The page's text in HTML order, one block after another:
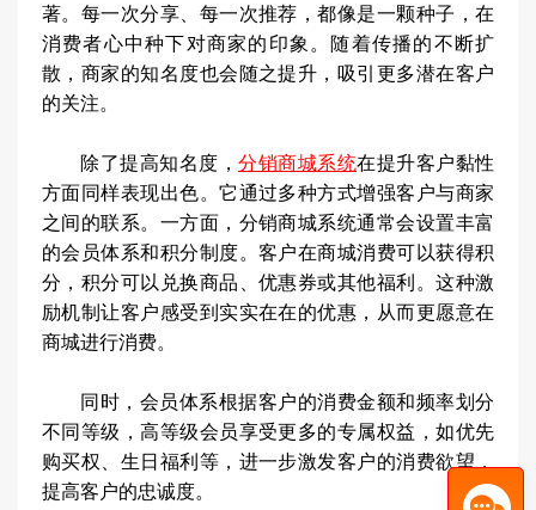
著。每一次分享、每一次推荐，都像是一颗种子，在
消费者心中种下对商家的印象。随着传播的不断扩
散，商家的知名度也会随之提升，吸引更多潜在客户
的关注。
除了提高知名度， 分销商城系统在提升客户黏性
方面同样表现出色。它通过多种方式增强客户与商家
之间的联系。一方面，分销商城系统通常会设置丰富
的会员体系和积分制度。客户在商城消费可以获得积
分，积分可以兑换商品、优惠券或其他福利。这种激
励机制让客户感受到实实在在的优惠，从而更愿意在
商城进行消费。
同时，会员体系根据客户的消费金额和频率划分
不同等级，高等级会员享受更多的专属权益，如优先
购买权、生日福利等，进一步激发客户的消费欲望，
提高客户的忠诚度。